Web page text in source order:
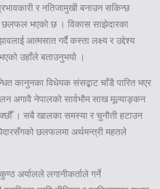
र नतिजामुखी बनाउन सकिन्छ
छलफल भएको छ । विकास साझेदारका
आत्मसात गर्दै कस्ता लक्ष्य र उद्देश्य
उहाँले बताउनुभयो ।
कानुनका विधेयक संसद्बाट चाँडै पारित भएर
अगावै नेपालको सार्वभौम साख मूल्याङ्कन
। सबै खालका समस्या र चुनौती हटाउन
छलफलमा अर्थमन्त्री महतले
अर्यालले लगानीकर्ताले गर्ने